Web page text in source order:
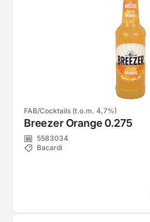
FAB/Cocktails (t.o.m. 4,7%)
Breezer Orange 0.275
5583034
Bacardi